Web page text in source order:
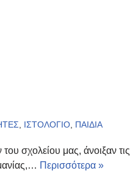
ΙΣΤΟΛΟΓΙΟ ΠΑΙΔΙΑ
σχολείου μας, άνοιξαν τις
Περισσότερα »